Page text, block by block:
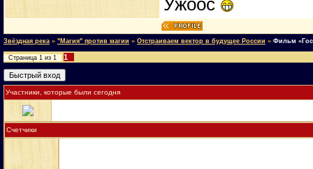
Ужоос
Звёздная река » "Магия" против магии » Отстраиваем вектор в будущее России » Фильм
Страница 1 из 1 1
Участники, которые были сегодня
Счетчики